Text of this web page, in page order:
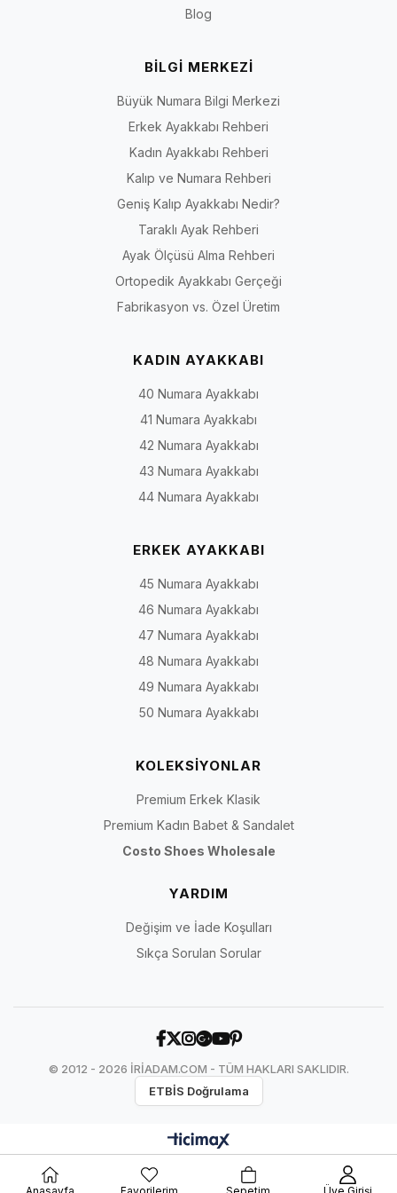
İlgili numara sayfalarına hızlıca ulaşmak için aşağıdaki bağlantıları
40 Numara Kadın Ayakkabı
41 Numara Kadın Ayakkabı
42 Numara Kadın Ayakkabı
43 Numara Kadın Ayakkabı
44 Numara Kadın Ayakkabı
Blog
BİLGİ MERKEZİ
Büyük Numara Bilgi Merkezi
Erkek Ayakkabı Rehberi
Kadın Ayakkabı Rehberi
Kalıp ve Numara Rehberi
Geniş Kalıp Ayakkabı Nedir?
Taraklı Ayak Rehberi
Ayak Ölçüsü Alma Rehberi
Ortopedik Ayakkabı Gerçeği
Fabrikasyon vs. Özel Üretim
KADIN AYAKKABI
40 Numara Ayakkabı
41 Numara Ayakkabı
42 Numara Ayakkabı
43 Numara Ayakkabı
44 Numara Ayakkabı
ERKEK AYAKKABI
45 Numara Ayakkabı
46 Numara Ayakkabı
47 Numara Ayakkabı
48 Numara Ayakkabı
49 Numara Ayakkabı
50 Numara Ayakkabı
KOLEKSİYONLAR
Premium Erkek Klasik
Premium Kadın Babet & Sandalet
Costo Shoes Wholesale
YARDIM
Değişim ve İade Koşulları
Sıkça Sorulan Sorular
© 2012 - 2026 İRİADAM.COM - TÜM HAKLARI SAKLIDIR.
ETBİS Doğrulama